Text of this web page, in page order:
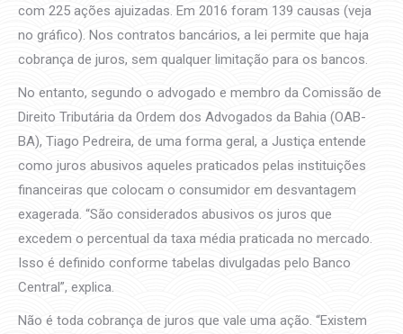
com 225 ações ajuizadas. Em 2016 foram 139 causas (veja
no gráfico). Nos contratos bancários, a lei permite que haja
cobrança de juros, sem qualquer limitação para os bancos.
No entanto, segundo o advogado e membro da Comissão de
Direito Tributária da Ordem dos Advogados da Bahia (OAB-
BA), Tiago Pedreira, de uma forma geral, a Justiça entende
como juros abusivos aqueles praticados pelas instituições
financeiras que colocam o consumidor em desvantagem
exagerada. “São considerados abusivos os juros que
excedem o percentual da taxa média praticada no mercado.
Isso é definido conforme tabelas divulgadas pelo Banco
Central”, explica.
Não é toda cobrança de juros que vale uma ação. “Existem